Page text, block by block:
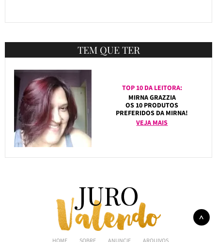
TEM QUE TER
TOP 10 DA LEITORA:
MIRNA GRAZZIA
OS 10 PRODUTOS
PREFERIDOS DA MIRNA!
VEJA MAIS
HOME SOBRE ANUNCIE ARQUIVOS